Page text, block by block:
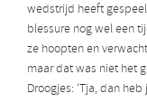
wedstrijd heeft
blessure nog wel een
ze hoopten en
maar dat was niet het
Droogjes: ‘Tja, dan